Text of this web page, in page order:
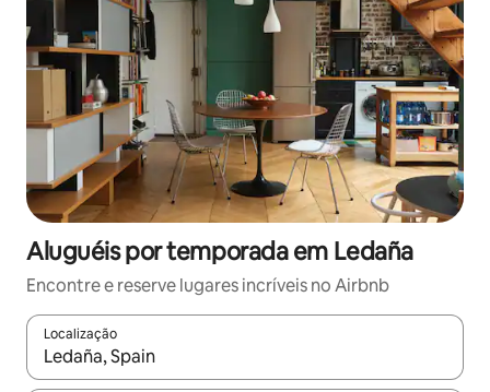
Aluguéis por temporada em Ledaña
Encontre e reserve lugares incríveis no Airbnb
Localização
Quando os resultados estiverem disponíveis, explore-os